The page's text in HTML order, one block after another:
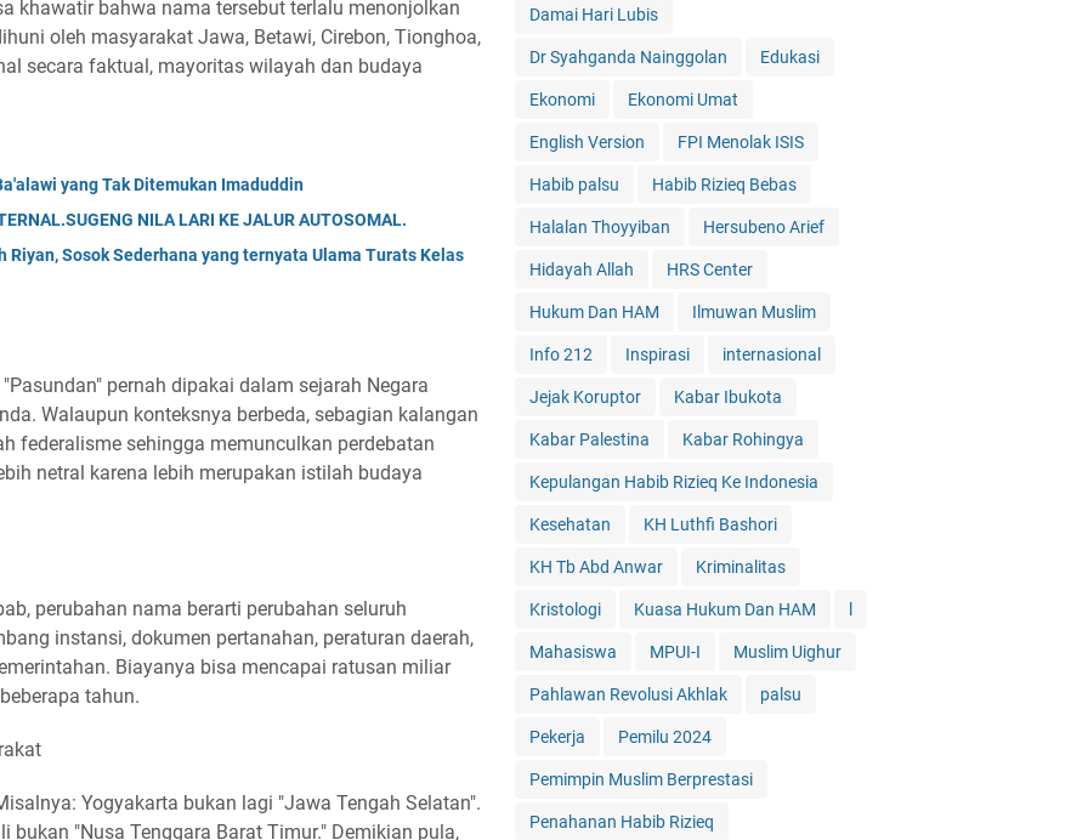
khawatir bahwa nama tersebut terlalu menonjolkan
oleh masyarakat Jawa, Betawi, Cirebon, Tionghoa,
secara faktual, mayoritas wilayah dan budaya
yang Tak Ditemukan Imaduddin
NILA LARI KE JALUR AUTOSOMAL.
Sosok Sederhana yang ternyata Ulama Turats Kelas
pernah dipakai dalam sejarah Negara
Walaupun konteksnya berbeda, sebagian kalangan
federalisme sehingga memunculkan perdebatan
netral karena lebih merupakan istilah budaya
perubahan nama berarti perubahan seluruh
instansi, dokumen pertanahan, peraturan daerah,
Biayanya bisa mencapai ratusan miliar
tahun.
Yogyakarta bukan lagi "Jawa Tengah Selatan".
bukan "Nusa Tenggara Barat Timur." Demikian pula,
Damai Hari Lubis
Dr Syahganda Nainggolan Edukasi
Ekonomi Ekonomi Umat
English Version FPI Menolak ISIS
Habib palsu Habib Rizieq Bebas
Halalan Thoyyiban Hersubeno Arief
Hidayah Allah HRS Center
Hukum Dan HAM Ilmuwan Muslim
Info 212 Inspirasi internasional
Jejak Koruptor Kabar Ibukota
Kabar Palestina Kabar Rohingya
Kepulangan Habib Rizieq Ke Indonesia
Kesehatan KH Luthfi Bashori
KH Tb Abd Anwar Kriminalitas
Kristologi Kuasa Hukum Dan HAM
Mahasiswa MPUI-I Muslim Uighur
Pahlawan Revolusi Akhlak palsu
Pekerja Pemilu 2024
Pemimpin Muslim Berprestasi
Penahanan Habib Rizieq